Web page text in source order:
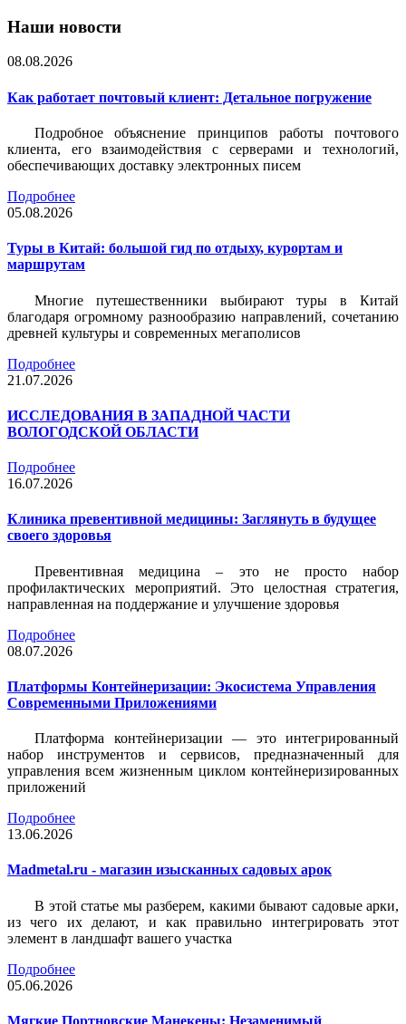
Наши новости
08.08.2026
Как работает почтовый клиент: Детальное погружение
Подробное объяснение принципов работы почтового
клиента, его взаимодействия с серверами и технологий,
обеспечивающих доставку электронных писем
Подробнее
05.08.2026
Туры в Китай: большой гид по отдыху, курортам и
маршрутам
Многие путешественники выбирают туры в Китай
благодаря огромному разнообразию направлений, сочетанию
древней культуры и современных мегаполисов
Подробнее
21.07.2026
ИССЛЕДОВАНИЯ В ЗАПАДНОЙ ЧАСТИ
ВОЛОГОДСКОЙ ОБЛАСТИ
Подробнее
16.07.2026
Клиника превентивной медицины: Заглянуть в будущее
своего здоровья
Превентивная медицина – это не просто набор
профилактических мероприятий. Это целостная стратегия,
направленная на поддержание и улучшение здоровья
Подробнее
08.07.2026
Платформы Контейнеризации: Экосистема Управления
Современными Приложениями
Платформа контейнеризации — это интегрированный
набор инструментов и сервисов, предназначенный для
управления всем жизненным циклом контейнеризированных
приложений
Подробнее
13.06.2026
Madmetal.ru - магазин изысканных садовых арок
В этой статье мы разберем, какими бывают садовые арки,
из чего их делают, и как правильно интегрировать этот
элемент в ландшафт вашего участка
Подробнее
05.06.2026
Мягкие Портновские Манекены: Незаменимый